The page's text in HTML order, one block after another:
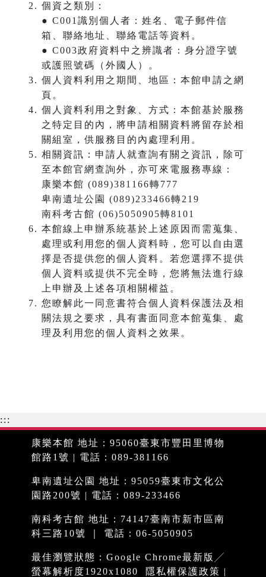
個資之類別：
● C001識別個人者：姓名、電子郵件信
箱、聯絡地址、聯絡電話等資料。
● C003政府資料中之辨識者：身分證字號
或護照號碼（外國人）。
個人資料利用之期間、地區：本館申請之網
頁。
個人資料利用之對象、方式：本館基於服務
之特定目的內，將申請相關資料將留存於相
關組室，供服務目的內處理利用。
相關資訊：申請人就查詢有關之資訊，除可
至本館官網查詢外，亦可來電服務專線：
康樂本館 (089)381166轉777
卑南遺址公園 (089)233466轉219
南科考古館 (06)5050905轉8101
本館線上申辦系統基於上述原因而需蒐集、
處理或利用您的個人資料時，您可以自由選
擇是否提供您的個人資料。若您選擇不提供
個人資料或提供不完全時，您將無法進行線
上申辦及上述各項相關權益。
您瞭解此一同意書符合個人資料保護法及相
關法規之要求，具有書面同意本館蒐集、處
理及利用您的個人資料之效果。
:::
康樂本館 地址：95060臺東市豐田里博物
館路1號 | 電話：089-381166
卑南遺址公園 地址：95059臺東市文化公
園路200號 | 電話：089-233466
南科考古館 地址：74147臺南市新市區南
科三路10號 ｜ 電話：06-5050905
最佳瀏覽狀態：Google Chrome最新版╱
螢幕解析度1920x1080
隱私權保護政策 |